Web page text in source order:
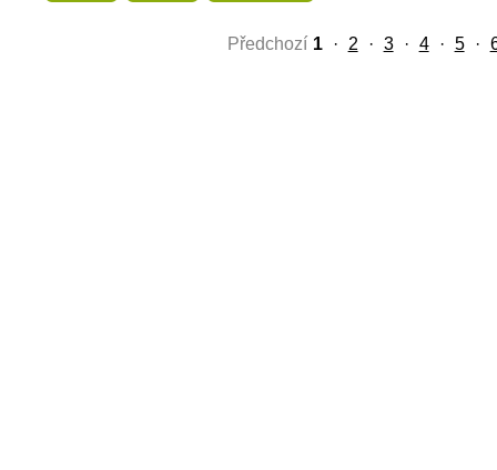
Předchozí 1 · 2 · 3 · 4 · 5 ·